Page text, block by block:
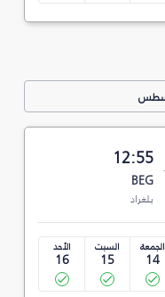
12:55
BEG
بلغراد
الجمعة
14
السبت
15
الأحد
16